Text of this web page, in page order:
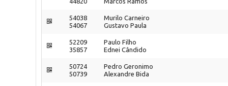
54038
54067
Murilo Carneiro
Gustavo Paula
52209
35857
Paulo Filho
Ednei Cândido
50724
50739
Pedro Geronimo
Alexandre Bida